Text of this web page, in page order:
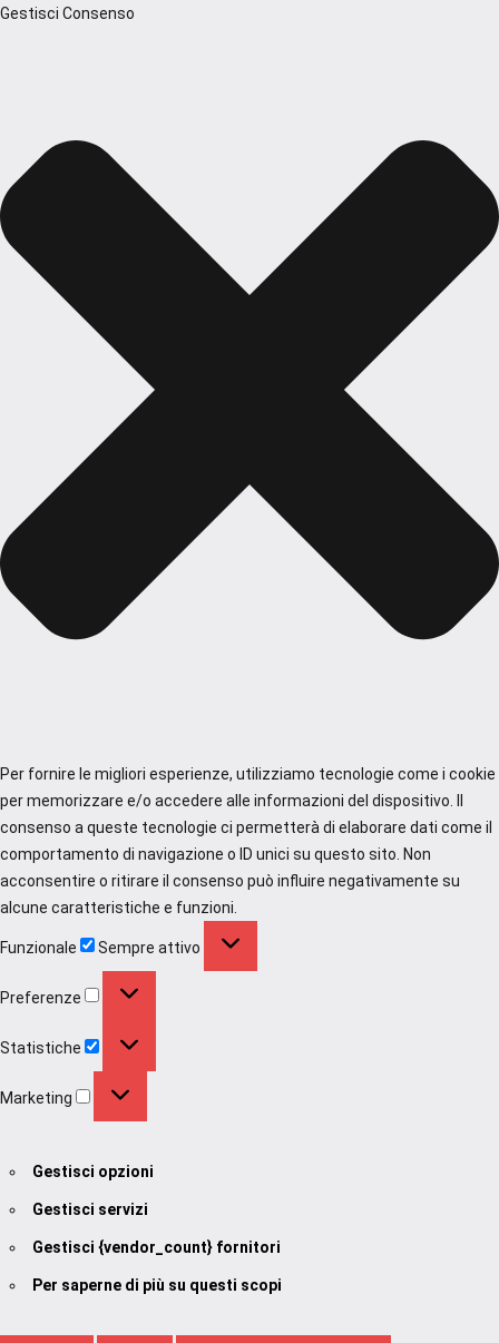
Gestisci Consenso
Per fornire le migliori esperienze, utilizziamo tecnologie come i cookie
per memorizzare e/o accedere alle informazioni del dispositivo. Il
consenso a queste tecnologie ci permetterà di elaborare dati come il
comportamento di navigazione o ID unici su questo sito. Non
acconsentire o ritirare il consenso può influire negativamente su
alcune caratteristiche e funzioni.
Funzionale Sempre attivo
Preferenze
Statistiche
Marketing
Gestisci opzioni
Gestisci servizi
Gestisci {vendor_count} fornitori
Per saperne di più su questi scopi